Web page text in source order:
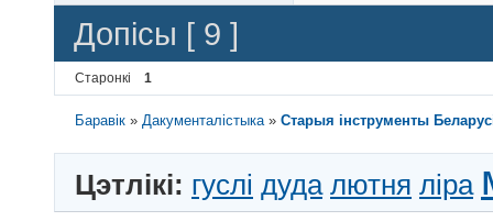
Допісы [ 9 ]
Старонкі 1
Баравік »Дакументалістыка »Старыя інструменты
Цэтлікі: гуслі дуда лютня ліра